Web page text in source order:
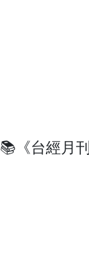
📚《台經月